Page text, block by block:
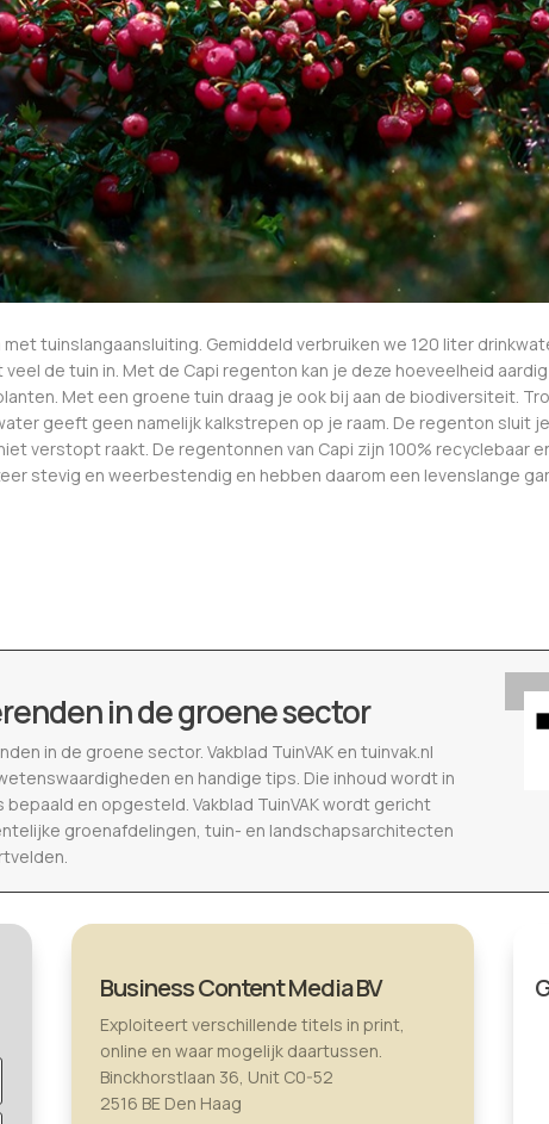
tuinslangaansluiting. Gemiddeld verbruiken we 120 liter
de tuin in. Met de Capi regenton kan je deze hoeveelheid
Met een groene tuin draag je ook bij aan de biodiversiteit.
geeft geen namelijk kalkstrepen op je raam. De regenton sluit
verstopt raakt. De regentonnen van Capi zijn 100% recyclebaar
stevig en weerbestendig en hebben daarom een levenslange
in de groene sector
in de groene sector. Vakblad TuinVAK en tuinvak.nl
en handige tips. Die inhoud wordt in
en opgesteld. Vakblad TuinVAK wordt gericht
groenafdelingen, tuin- en landschapsarchitecten
Business Content Media BV
Exploiteert verschillende titels in print,
online en waar mogelijk daartussen.
Binckhorstlaan 36, Unit C0-52
2516 BE Den Haag